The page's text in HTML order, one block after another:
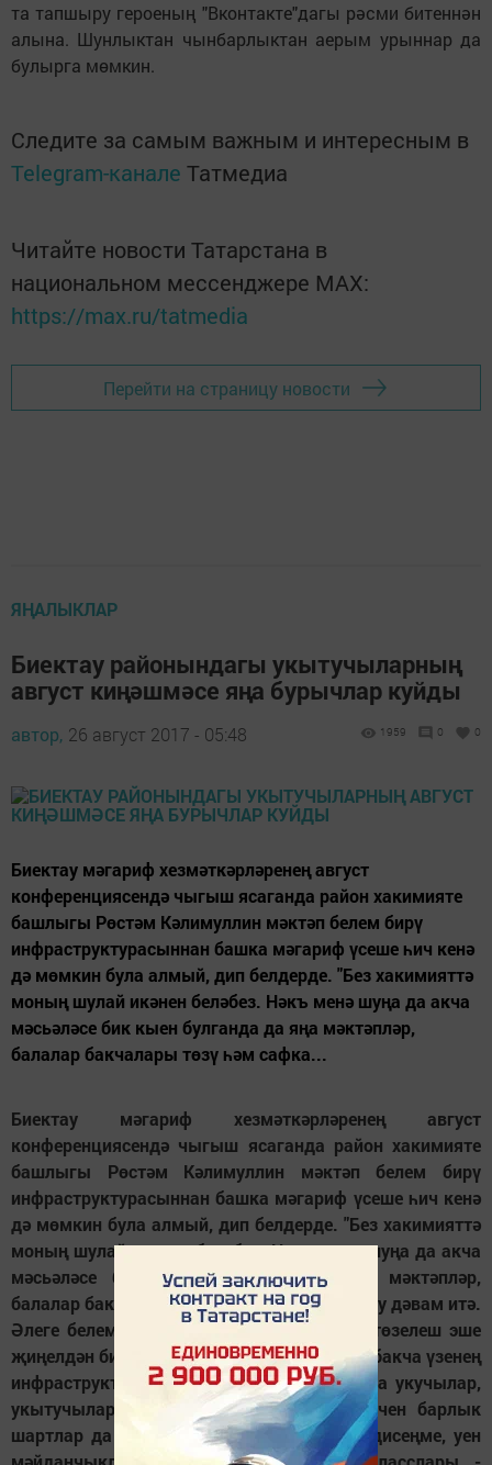
та тапшыру героеның "Вконтакте"дагы рәсми битеннән
алына. Шунлыктан чынбарлыктан аерым урыннар да
булырга мөмкин.
Следите за самым важным и интересным в
Telegram-канале Татмедиа
Читайте новости Татарстана в
национальном мессенджере MАХ:
https://max.ru/tatmedia
Перейти на страницу новости
ЯҢАЛЫКЛАР
Биектау районындагы укытучыларның
август киңәшмәсе яңа бурычлар куйды
автор, 26 август 2017 - 05:48 1959 0 0
Биектау мәгариф хезмәткәрләренең август
конференциясендә чыгыш ясаганда район хакимияте
башлыгы Рөстәм Кәлимуллин мәктәп белем бирү
инфраструктурасыннан башка мәгариф үсеше һич кенә
дә мөмкин була алмый, дип белдерде. "Без хакимияттә
моның шулай икәнен беләбез. Нәкъ менә шуңа да акча
мәсьәләсе бик кыен булганда да яңа мәктәпләр,
балалар бакчалары төзү һәм сафка...
Биектау мәгариф хезмәткәрләренең август
конференциясендә чыгыш ясаганда район хакимияте
башлыгы Рөстәм Кәлимуллин мәктәп белем бирү
инфраструктурасыннан башка мәгариф үсеше һич кенә
дә мөмкин була алмый, дип белдерде. "Без хакимияттә
моның шулай икәнен беләбез. Нәкъ менә шуңа да акча
мәсьәләсе бик кыен булганда да яңа мәктәпләр,
балалар бакчалары төзү һәм сафка бастыру дәвам итә.
Әлеге белем йортлары бик көчле. Әмма, төзелеш эше
җиңелдән бирелми. Чөнки һәр мәктәп, һәр бакча үзенең
инфраструктурасы белән тапшырыла. Анда укучылар,
укытучылар, тәрбиячеләр һәм балалар өчен барлык
шартлар да тудырылган. Спорт заллары дисеңме, уен